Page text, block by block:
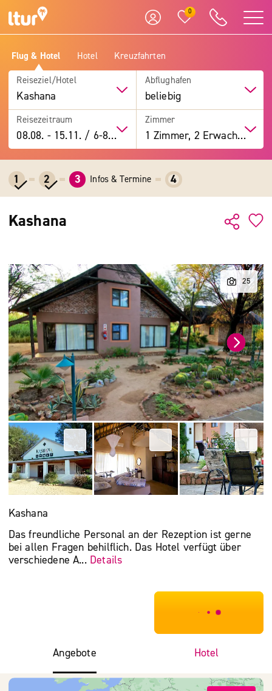
0
Flug & Hotel Hotel Kreuzfahrten
Reiseziel/Hotel
Kashana
Abflughafen
beliebig
Reisezeitraum
08.08. -15.11. / 6-8 Tage
Zimmer
1 Zimmer, 2 Erwachsene
1 2 3 Infos & Termine 4
Kashana
Kashana
Das freundliche Personal an der Rezeption ist gerne
bei allen Fragen behilflich. Das Hotel verfügt über
verschiedene A... Details
***************
Angebote Hotel